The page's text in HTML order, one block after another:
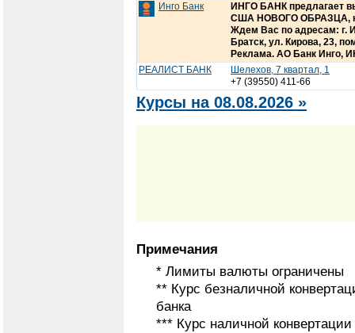
Инго Банк
ИНГО БАНК предлагает
США НОВОГО ОБРАЗЦА,
Ждем Вас по адресам: г.
Братск, ул. Кирова, 23,
Реклама. АО Банк Инго,
РЕАЛИСТ БАНК
Шелехов, 7 квартал, 1
+7 (39550) 411-66
Курсы на 08.08.2026 »
Примечания
* Лимиты валюты ограничены
** Курс безналичной
банка
*** Курс наличной